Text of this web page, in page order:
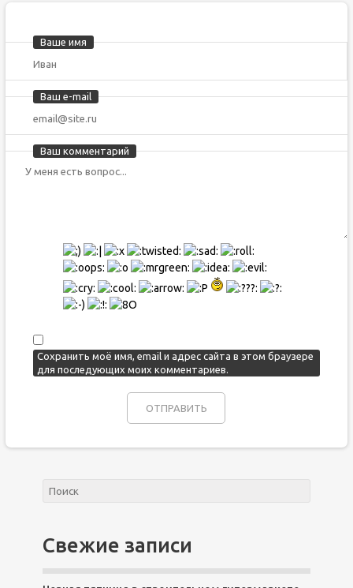
Ваше имя
Ваш e-mail
Ваш комментарий
Сохранить моё имя, email и адрес сайта в этом браузере
для последующих моих комментариев.
Свежие записи